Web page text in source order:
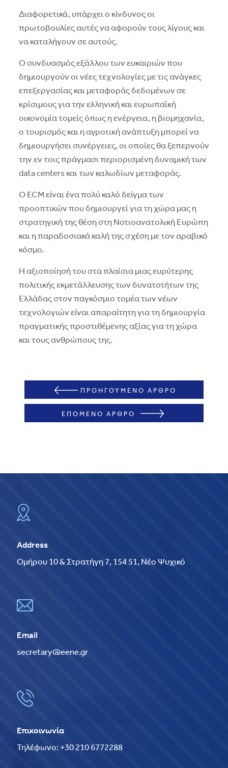
Διαφορετικά, υπάρχει ο κίνδυνος οι
πρωτοβουλίες αυτές να αφορούν τους λίγους και
να καταλήγουν σε αυτούς.
Ο συνδυασμός εξάλλου των ευκαιριών που
δημιουργούν οι νέες τεχνολογίες με τις ανάγκες
επεξεργασίας και μεταφοράς δεδομένων σε
κρίσιμους για την ελληνική και ευρωπαϊκή
οικονομία τομείς όπως η ενέργεια, η βιομηχανία,
ο τουρισμός και η αγροτική ανάπτυξη μπορεί να
δημιουργήσει συνέργειες, οι οποίες θα ξεπερνούν
την εν τοις πράγμασι περιορισμένη δυναμική των
data centers και των καλωδίων μεταφοράς.
Ο ECM είναι ένα πολύ καλό δείγμα των
προοπτικών που δημιουργεί για τη χώρα μας η
στρατηγική της θέση στη Νοτιοανατολική Ευρώπη
και η παραδοσιακά καλή της σχέση με τον αραβικό
κόσμο.
Η αξιοποίησή του στα πλαίσια μιας ευρύτερης
πολιτικής εκμετάλλευσης των δυνατοτήτων της
Ελλάδας στον παγκόσμιο τομέα των νέων
τεχνολογιών είναι απαραίτητη για τη δημιουργία
πραγματικής προστιθέμενης αξίας για τη χώρα
και τους ανθρώπους της.
ΠΡΟΗΓΟΥΜΕΝΟ ΑΡΘΡΟ
ΕΠΟΜΕΝΟ ΑΡΘΡΟ
Address
Ομήρου 10 & Στρατήγη 7, 154 51, Νέο Ψυχικό
Email
secretary@eene.gr
Επικοινωνία
Τηλέφωνο: +30 210 6772288